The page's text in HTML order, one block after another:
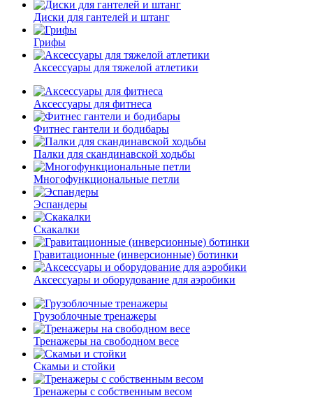
Диски для гантелей и штанг
Грифы
Аксессуары для тяжелой атлетики
Аксессуары для фитнеса
Фитнес гантели и бодибары
Палки для скандинавской ходьбы
Многофункциональные петли
Эспандеры
Скакалки
Гравитационные (инверсионные) ботинки
Аксессуары и оборудование для аэробики
Грузоблочные тренажеры
Тренажеры на свободном весе
Скамьи и стойки
Тренажеры с собственным весом